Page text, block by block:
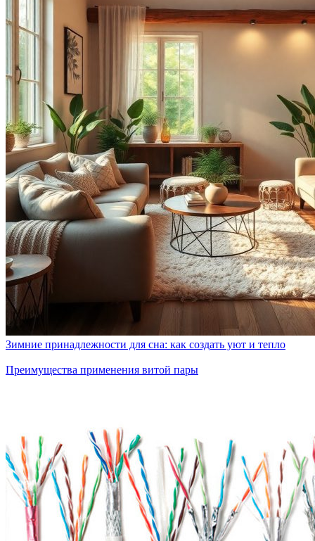
Зимние принадлежности для сна: как создать уют и тепло
Преимущества применения витой пары